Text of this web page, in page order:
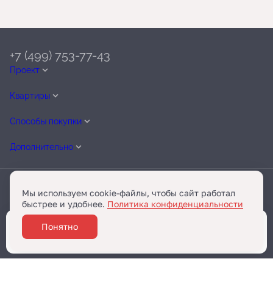
Проект
Квартиры
Способы покупки
Дополнительно
+7 (499) 753-77-43
Telegram
Мы используем cookie-файлы, чтобы сайт работал
быстрее и удобнее. Политика конфиденциальности
Понятно